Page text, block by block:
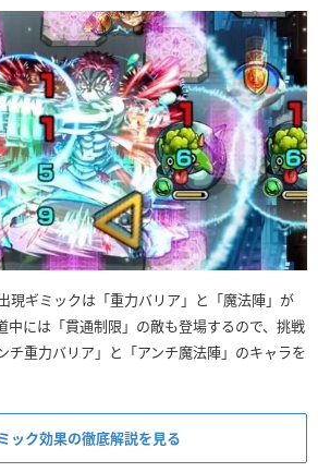
現ギミックは「重力バリア」と「魔法陣」が
中には「貫通制限」の敵も登場するので、挑戦
チ重力バリア」と「アンチ魔法陣」のキャラを
ック効果の徹底解説を見る